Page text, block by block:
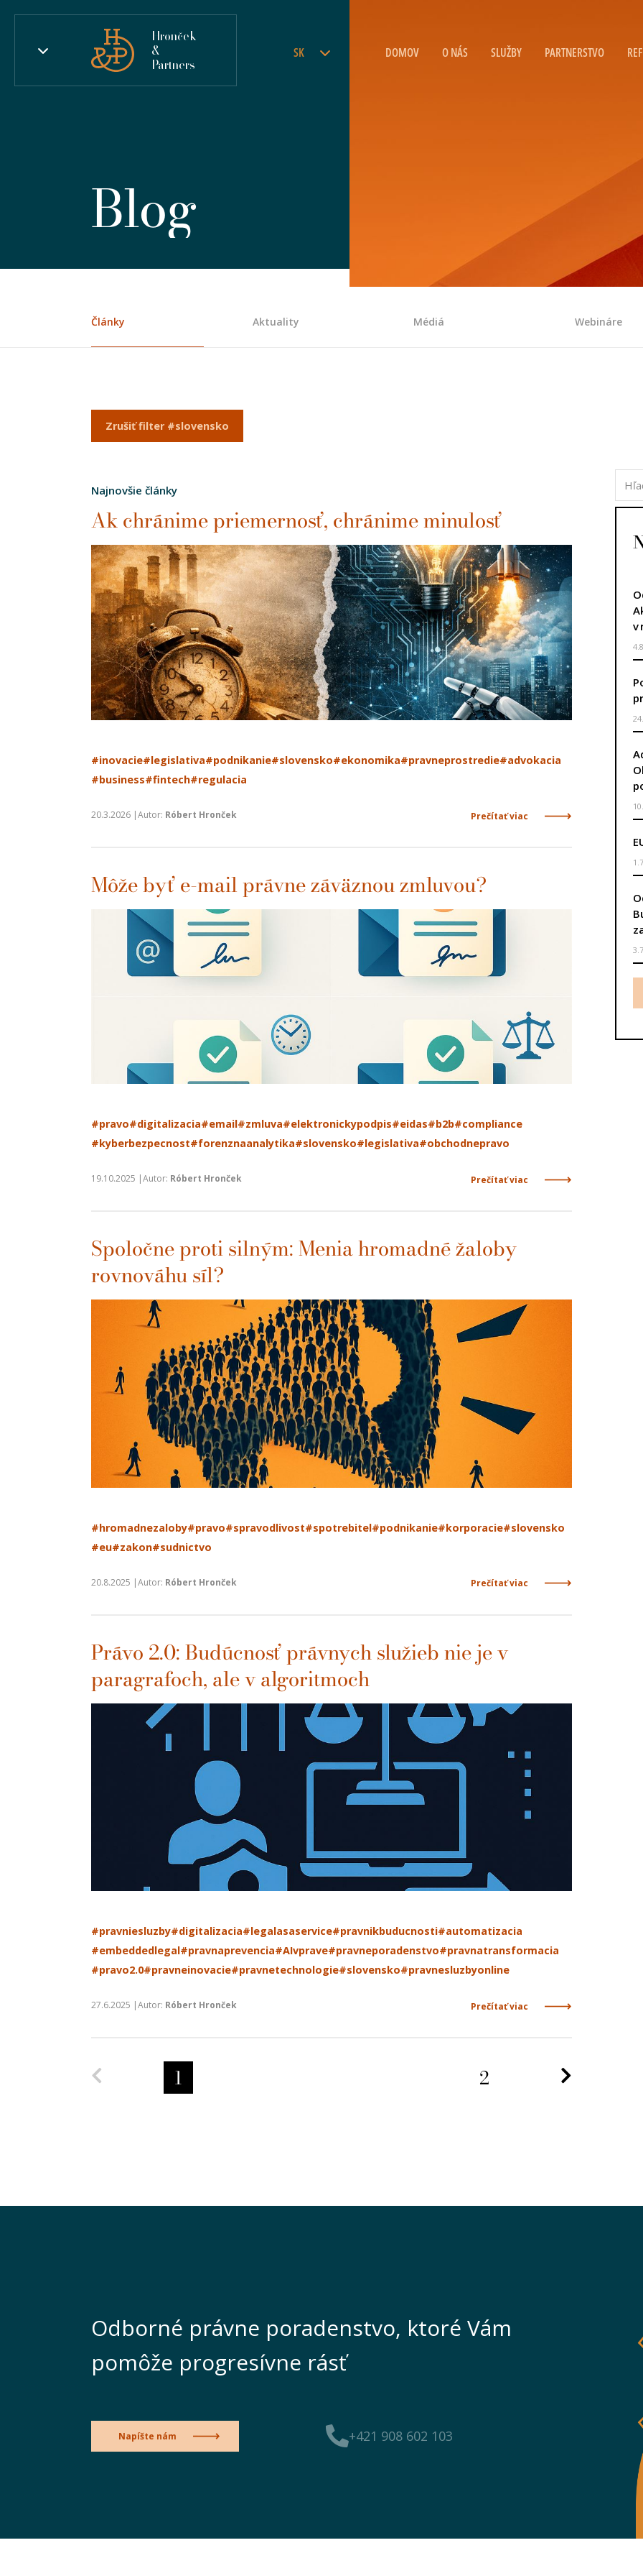
Hronček
&
Partners
SK DOMOV O NÁS SLUŽBY PARTNERSTVO
Blog
Články Aktuality Médiá Webináre
Zrušiť filter #slovensko
Najnovšie články
Ak chránime priemernosť, chránime minulosť
#inovacie#legislativa#podnikanie#slovensko#ekonomika#pravneprostredie#advokacia
#business#fintech#regulacia
20.3.2026 |Autor: Róbert Hronček Prečítať viac
Môže byť e-mail právne záväznou zmluvou?
#pravo#digitalizacia#email#zmluva#elektronickypodpis#eidas#b2b#compliance
#kyberbezpecnost#forenznaanalytika#slovensko#legislativa#obchodnepravo
19.10.2025 |Autor: Róbert Hronček Prečítať viac
Spoločne proti silným: Menia hromadné žaloby
rovnováhu síl?
#hromadnezaloby#pravo#spravodlivost#spotrebitel#podnikanie#korporacie#slovensko
#eu#zakon#sudnictvo
20.8.2025 |Autor: Róbert Hronček Prečítať viac
Právo 2.0: Budúcnosť právnych služieb nie je v
paragrafoch, ale v algoritmoch
#pravniesluzby#digitalizacia#legalasaservice#pravnikbuducnosti#automatizacia
#embeddedlegal#pravnaprevencia#AIvprave#pravneporadenstvo#pravnatransformacia
#pravo2.0#pravneinovacie#pravnetechnologie#slovensko#pravnesluzbyonline
27.6.2025 |Autor: Róbert Hronček Prečítať viac
Predchádzajúca strana
1 2
v
Odborné právne poradenstvo, ktoré Vám
pomôže progresívne rásť
+421 908 602 103
Napíšte nám